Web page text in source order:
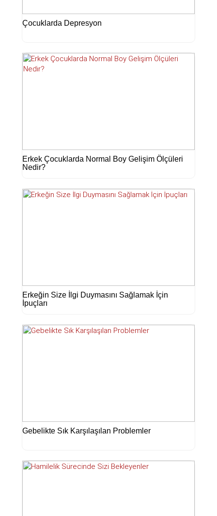
Çocuklarda Depresyon
Erkek Çocuklarda Normal Boy Gelişim Ölçüleri
Nedir?
Erkeğin Size İlgi Duymasını Sağlamak İçin
İpuçları
Gebelikte Sık Karşılaşılan Problemler